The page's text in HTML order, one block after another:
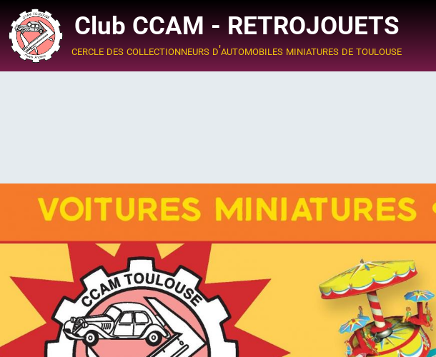
Club CCAM - RETROJOUETS
cercle des collectionneurs d'automobiles miniatures de toulouse